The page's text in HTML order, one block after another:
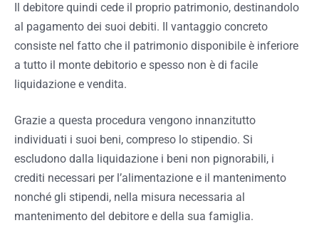
Il debitore quindi cede il proprio patrimonio, destinandolo
al pagamento dei suoi debiti. Il vantaggio concreto
consiste nel fatto che il patrimonio disponibile è inferiore
a tutto il monte debitorio e spesso non è di facile
liquidazione e vendita.
Grazie a questa procedura vengono innanzitutto
individuati i suoi beni, compreso lo stipendio. Si
escludono dalla liquidazione i beni non pignorabili, i
crediti necessari per l’alimentazione e il mantenimento
nonché gli stipendi, nella misura necessaria al
mantenimento del debitore e della sua famiglia.